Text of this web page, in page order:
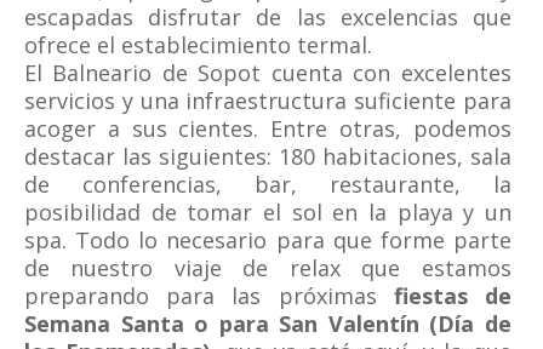
escapadas disfrutar de las excelencias que
ofrece el establecimiento termal.
El Balneario de Sopot cuenta con excelentes
servicios y una infraestructura suficiente para
acoger a sus cientes. Entre otras, podemos
destacar las siguientes: 180 habitaciones, sala
de conferencias, bar, restaurante, la
posibilidad de tomar el sol en la playa y un
spa. Todo lo necesario para que forme parte
de nuestro viaje de relax que estamos
preparando para las próximas fiestas de
Semana Santa o para San Valentín (Día de